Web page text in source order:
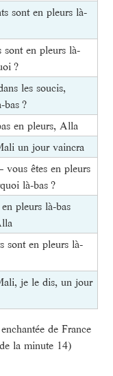
sont en pleurs là-
sont en pleurs là-
?
les soucis,
?
en pleurs, Alla
un jour vaincra
vous êtes en pleurs
là-bas ?
pleurs là-bas
sont en pleurs là-
je le dis, un jour
de France
la minute 14)